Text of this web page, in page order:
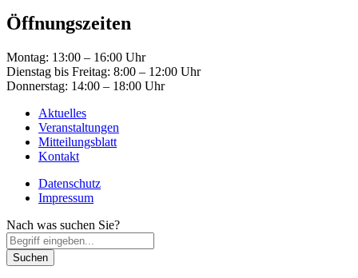
Öffnungszeiten
Montag: 13:00 – 16:00 Uhr
Dienstag bis Freitag: 8:00 – 12:00 Uhr
Donnerstag: 14:00 – 18:00 Uhr
Aktuelles
Veranstaltungen
Mitteilungsblatt
Kontakt
Datenschutz
Impressum
Nach was suchen Sie?